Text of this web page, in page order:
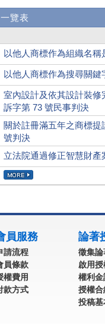
覽表
以他人商標作為組織名
以他人商標作為搜尋關
室內設計及依其設計裝
訴字第 73 號民事判決
關於註冊滿五年之商標
號判決
立法院通過修正智慧財產
員服務
請流程
員條款
權費用
款方式
論著
徵集論
啟用
權利金
授權
投稿